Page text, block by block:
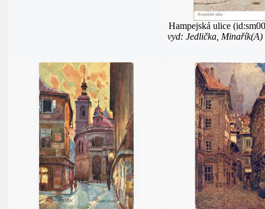
Hampejská ulice
vyd: Jedlička, Minařík(A)